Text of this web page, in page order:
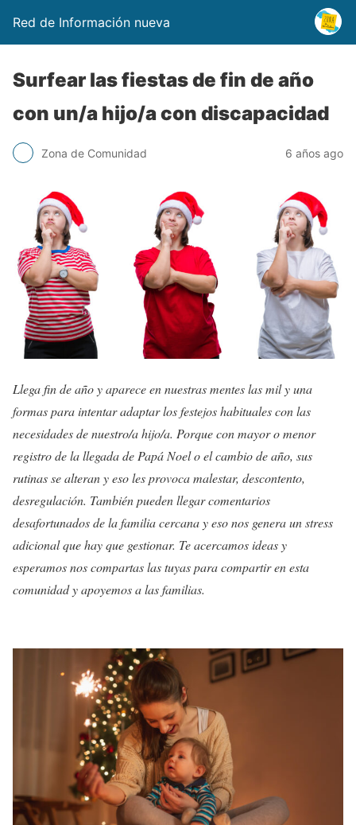
Red de Información nueva
Surfear las fiestas de fin de año
con un/a hijo/a con discapacidad
Zona de Comunidad 6 años ago
Llega fin de año y aparece en nuestras mentes las mil y una
formas para intentar adaptar los festejos habituales con las
necesidades de nuestro/a hijo/a. Porque con mayor o menor
registro de la llegada de Papá Noel o el cambio de año, sus
rutinas se alteran y eso les provoca malestar, descontento,
desregulación. También pueden llegar comentarios
desafortunados de la familia cercana y eso nos genera un stress
adicional que hay que gestionar. Te acercamos ideas y
esperamos nos compartas las tuyas para compartir en esta
comunidad y apoyemos a las familias.